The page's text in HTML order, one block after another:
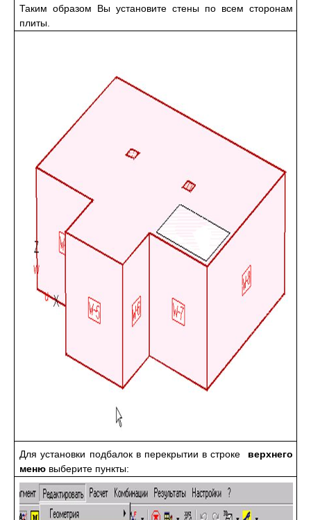
Таким образом Вы установите стены по всем сторонам
плиты.
Для установки подбалок в перекрытии в строке верхнего
меню выберите пункты: